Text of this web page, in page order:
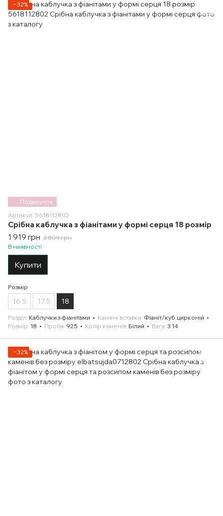
Подарунок
−32%
Артикул: 5618112802
Срібна каблучка з фіанітами у формі серця 18 розмір
1 919 грн 2 809 грн
В наявності
Купити
Розмір
16.5 17.5 18
Розділ Каблучки з фіанітами Камені вставки Фіаніт/куб.цирконій
Розмір 18 Проба 925 Колір каменів Білий Вага 3.14
−32%